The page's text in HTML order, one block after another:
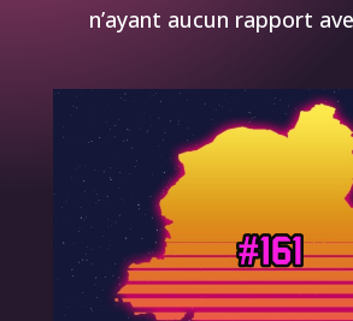
n’ayant aucun rapport